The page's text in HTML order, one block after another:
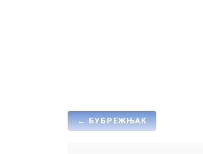
←БУБРЕЖЊАК